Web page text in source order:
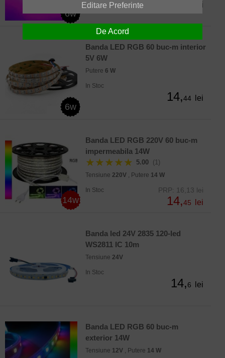
6w
lei
6w
Banda LED RGB 60 buc-m interior
5V 6W
Putere 6 W
In Stoc
14,44 lei
14w
Banda LED RGB 220V 60 buc-m
impermeabila 14W
★★★★★ 5.00 (1)
Tensiune 220V , Putere 14 W
In Stoc PRP: 16,13 lei
14,45 lei
Banda led 24V 2835 120-led
WS2811 IC 10m
Tensiune 24V
In Stoc
14,6 lei
Banda LED RGB 60 buc-m
exterior 14W
Tensiune 12V , Putere 14 W
Editare Preferinte
De Acord